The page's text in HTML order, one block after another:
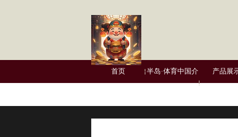
首页 半岛·体育中国介 产品展